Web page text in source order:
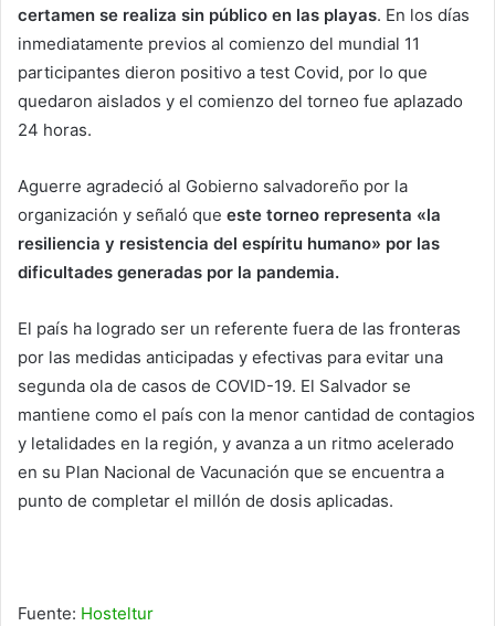
certamen se realiza sin público en las playas. En los días
inmediatamente previos al comienzo del mundial 11
participantes dieron positivo a test Covid, por lo que
quedaron aislados y el comienzo del torneo fue aplazado
24 horas.
Aguerre agradeció al Gobierno salvadoreño por la
organización y señaló que este torneo representa «la
resiliencia y resistencia del espíritu humano» por las
dificultades generadas por la pandemia.
El país ha logrado ser un referente fuera de las fronteras
por las medidas anticipadas y efectivas para evitar una
segunda ola de casos de COVID-19. El Salvador se
mantiene como el país con la menor cantidad de contagios
y letalidades en la región, y avanza a un ritmo acelerado
en su Plan Nacional de Vacunación que se encuentra a
punto de completar el millón de dosis aplicadas.
Fuente: Hosteltur